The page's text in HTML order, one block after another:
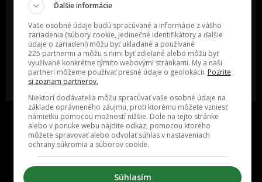
Oslov reklamou viac ako milión
ľudí v rôznych vekových
kategóriách a na rôznych
sociálnych sieťach a nakopni svoj
biznis alebo produkt.
MÁM ZÁUJEM O
SPOLUPRÁCU
poznáš niekoho, o kom by sme
mali určite napísať?
POŠLI NÁM TIP NA ČLÁNOK
Ďalšie informácie
Vaše osobné údaje budú spracúvané a informácie z vášho
zariadenia (súbory cookie, jedinečné identifikátory a ďalšie
údaje o zariadení) môžu byť ukladané a používané
225 partnermi a môžu s nimi byť zdieľané alebo môžu byť
využívané konkrétne týmito webovými stránkami. My a naši
partneri môžeme používať presné údaje o geolokácii. Pozrite
si zoznam partnerov.
Niektorí dodávatelia môžu spracúvať vaše osobné údaje na
základe oprávneného záujmu, proti ktorému môžete vzniesť
námietku pomocou možností nižšie. Dole na tejto stránke
alebo v ponuke webu nájdite odkaz, pomocou ktorého
môžete spravovať alebo odvolať súhlas v nastaveniach
ochrany súkromia a súborov cookie.
Súhlasím